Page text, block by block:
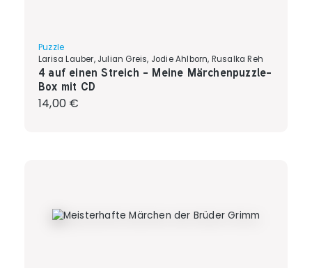
Puzzle
Larisa Lauber, Julian Greis, Jodie Ahlborn, Rusalka Reh
4 auf einen Streich - Meine Märchenpuzzle-
Box mit CD
Regulärer Preis:
14,00 €